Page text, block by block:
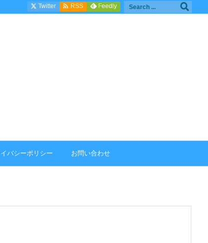
バシーポリシー お問い合わせ
Twitter  RSS Feedly